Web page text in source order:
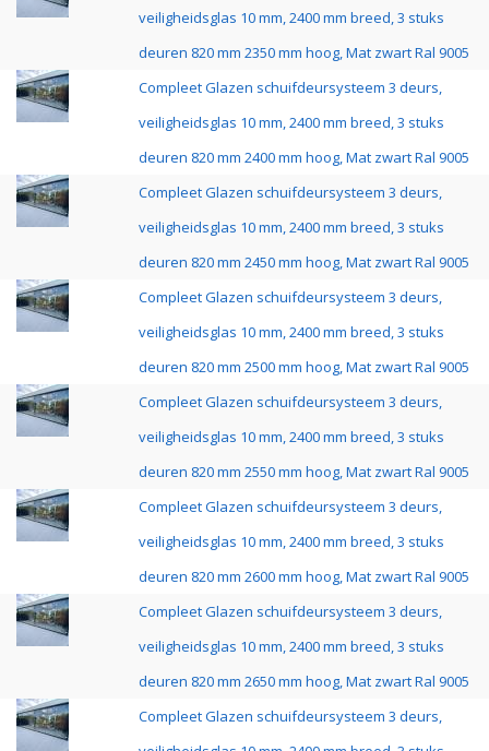
veiligheidsglas 10 mm, 2400 mm breed, 3 stuks
deuren 820 mm 2350 mm hoog, Mat zwart Ral 9005
Compleet Glazen schuifdeursysteem 3 deurs,
veiligheidsglas 10 mm, 2400 mm breed, 3 stuks
deuren 820 mm 2400 mm hoog, Mat zwart Ral 9005
Compleet Glazen schuifdeursysteem 3 deurs,
veiligheidsglas 10 mm, 2400 mm breed, 3 stuks
deuren 820 mm 2450 mm hoog, Mat zwart Ral 9005
Compleet Glazen schuifdeursysteem 3 deurs,
veiligheidsglas 10 mm, 2400 mm breed, 3 stuks
deuren 820 mm 2500 mm hoog, Mat zwart Ral 9005
Compleet Glazen schuifdeursysteem 3 deurs,
veiligheidsglas 10 mm, 2400 mm breed, 3 stuks
deuren 820 mm 2550 mm hoog, Mat zwart Ral 9005
Compleet Glazen schuifdeursysteem 3 deurs,
veiligheidsglas 10 mm, 2400 mm breed, 3 stuks
deuren 820 mm 2600 mm hoog, Mat zwart Ral 9005
Compleet Glazen schuifdeursysteem 3 deurs,
veiligheidsglas 10 mm, 2400 mm breed, 3 stuks
deuren 820 mm 2650 mm hoog, Mat zwart Ral 9005
Compleet Glazen schuifdeursysteem 3 deurs,